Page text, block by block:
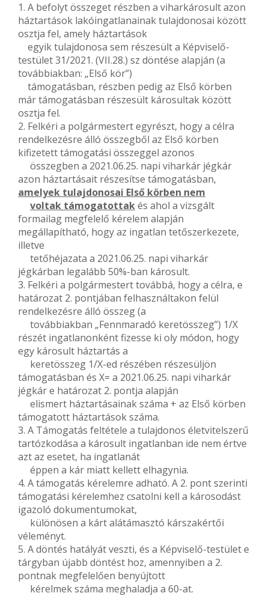
1. A befolyt összeget részben a viharkárosult azon
háztartások lakóingatlanainak tulajdonosai között
osztja fel, amely háztartások
egyik tulajdonosa sem részesült a Képviselő-
testület 31/2021. (VII.28.) sz döntése alapján (a
továbbiakban: „Első kör”)
támogatásban, részben pedig az Első körben
már támogatásban részesült károsultak között
osztja fel.
2. Felkéri a polgármestert egyrészt, hogy a célra
rendelkezésre álló összegből az Első körben
kifizetett támogatási összeggel azonos
összegben a 2021.06.25. napi viharkár jégkár
azon háztartásait részesítse támogatásban,
amelyek tulajdonosai Első körben nem
voltak támogatottakés ahol a vizsgált
formailag megfelelő kérelem alapján
megállapítható, hogy az ingatlan tetőszerkezete,
illetve
tetőhéjazata a 2021.06.25. napi viharkár
jégkárban legalább 50%-ban károsult.
3. Felkéri a polgármestert továbbá, hogy a célra, e
határozat 2. pontjában felhasználtakon felül
rendelkezésre álló összeg (a
továbbiakban „Fennmaradó keretösszeg”) 1/X
részét ingatlanonként fizesse ki oly módon, hogy
egy károsult háztartás a
keretösszeg 1/X-ed részében részesüljön
támogatásban és X= a 2021.06.25. napi viharkár
jégkár e határozat 2. pontja alapján
elismert háztartásainak száma + az Első körben
támogatott háztartások száma.
3. A Támogatás feltétele a tulajdonos életvitelszerű
tartózkodása a károsult ingatlanban ide nem értve
azt az esetet, ha ingatlanát
éppen a kár miatt kellett elhagynia.
4. A támogatás kérelemre adható. A 2. pont szerinti
támogatási kérelemhez csatolni kell a károsodást
igazoló dokumentumokat,
különösen a kárt alátámasztó kárszakértői
véleményt.
5. A döntés hatályát veszti, és a Képviselő-testület e
tárgyban újabb döntést hoz, amennyiben a 2.
pontnak megfelelően benyújtott
kérelmek száma meghaladja a 60-at.